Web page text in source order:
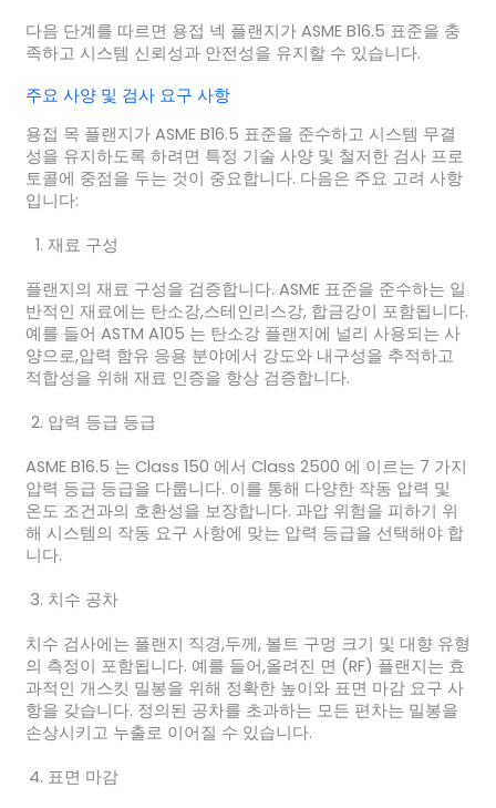
다음 단계를 따르면 용접 넥 플랜지가 ASME B16.5 표준을 충
족하고 시스템 신뢰성과 안전성을 유지할 수 있습니다.
주요 사양 및 검사 요구 사항
용접 목 플랜지가 ASME B16.5 표준을 준수하고 시스템 무결
성을 유지하도록 하려면 특정 기술 사양 및 철저한 검사 프로
토콜에 중점을 두는 것이 중요합니다. 다음은 주요 고려 사항
입니다:
재료 구성
플랜지의 재료 구성을 검증합니다. ASME 표준을 준수하는 일
반적인 재료에는 탄소강,스테인리스강, 합금강이 포함됩니다.
예를 들어 ASTM A105 는 탄소강 플랜지에 널리 사용되는 사
양으로,압력 함유 응용 분야에서 강도와 내구성을 추적하고
적합성을 위해 재료 인증을 항상 검증합니다.
압력 등급 등급
ASME B16.5 는 Class 150 에서 Class 2500 에 이르는 7 가지
압력 등급 등급을 다룹니다. 이를 통해 다양한 작동 압력 및
온도 조건과의 호환성을 보장합니다. 과압 위험을 피하기 위
해 시스템의 작동 요구 사항에 맞는 압력 등급을 선택해야 합
니다.
치수 공차
치수 검사에는 플랜지 직경,두께, 볼트 구멍 크기 및 대향 유형
의 측정이 포함됩니다. 예를 들어,올려진 면 (RF) 플랜지는 효
과적인 개스킷 밀봉을 위해 정확한 높이와 표면 마감 요구 사
항을 갖습니다. 정의된 공차를 초과하는 모든 편차는 밀봉을
손상시키고 누출로 이어질 수 있습니다.
표면 마감